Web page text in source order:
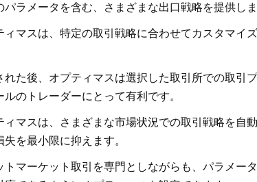
パラメータを含む、さまざまな出口戦略を提供しま
ィマスは、特定の取引戦略に合わせてカスタマイ
れた後、オプティマスは選択した取引所での取引
ルのトレーダーにとって有利です。
ィマスは、さまざまな市場状況での取引戦略を自
失を最小限に抑えます。
トマーケット取引を専門としながらも、パラメー